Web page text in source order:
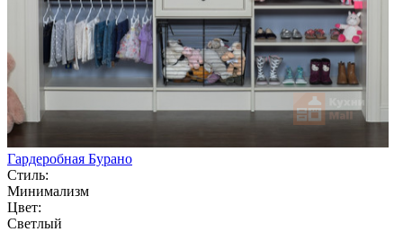
Гардеробная Бурано
Стиль:
Минимализм
Цвет:
Светлый